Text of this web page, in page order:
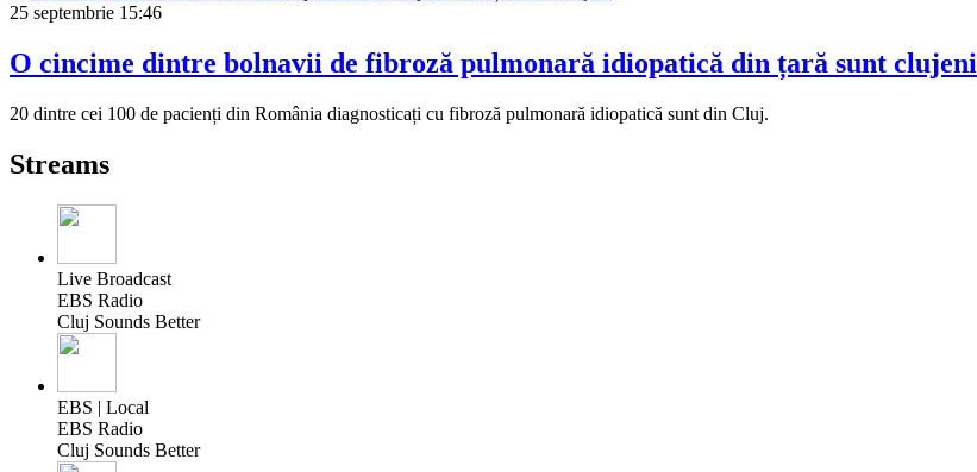
25 septembrie 15:46
O cincime dintre bolnavii de fibroză pulmonară idiopatică din țară sunt clujeni
20 dintre cei 100 de pacienți din România diagnosticați cu fibroză pulmonară idiopatică sunt din Cluj.
Streams
Live Broadcast
EBS Radio
Cluj Sounds Better
EBS | Local
EBS Radio
Cluj Sounds Better